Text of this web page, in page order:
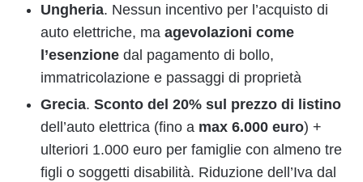
Ungheria. Nessun incentivo per l’acquisto di
auto elettriche, ma agevolazioni come
l’esenzione dal pagamento di bollo,
immatricolazione e passaggi di proprietà
Grecia. Sconto del 20% sul prezzo di listino
dell’auto elettrica (fino a max 6.000 euro) +
ulteriori 1.000 euro per famiglie con almeno tre
figli o soggetti disabilità. Riduzione dell’Iva dal